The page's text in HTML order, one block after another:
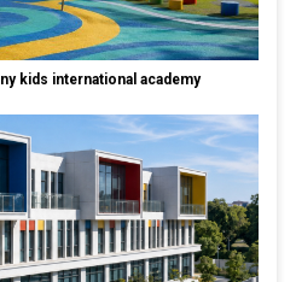
kids international academy